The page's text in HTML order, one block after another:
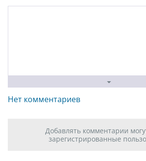
Нет комментариев
Добавлять комментарии
зарегистрированные